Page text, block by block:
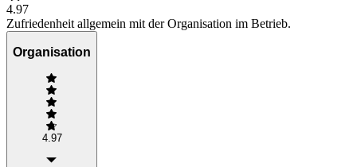
4.97
Zufriedenheit allgemein mit der Organisation im Betrieb.
Organisation
4.97